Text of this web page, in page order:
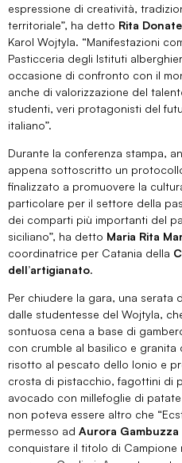
espressione di creatività,
territoriale”, ha detto Rita
Karol Wojtyla. “Manifestazioni
Pasticceria degli Istituti
occasione di confronto con il
anche di valorizzazione del
studenti, veri protagonisti del
italiano”.
Durante la conferenza stampa,
appena sottoscritto un
finalizzato a promuovere la
particolare per il settore della
dei comparti più importanti del
siciliano”, ha detto Maria Rita
coordinatrice per Catania della
dell’artigianato.
Per chiudere la gara, una serata
dalle studentesse del Wojtyla,
sontuosa cena a base di
con crumble al basilico e granita
risotto al pescato dello Ionio e
crosta di pistacchio, fagottini di
avocado con millefoglie di
non poteva essere altro che
permesso ad Aurora Gambuzza
conquistare il titolo di Campione